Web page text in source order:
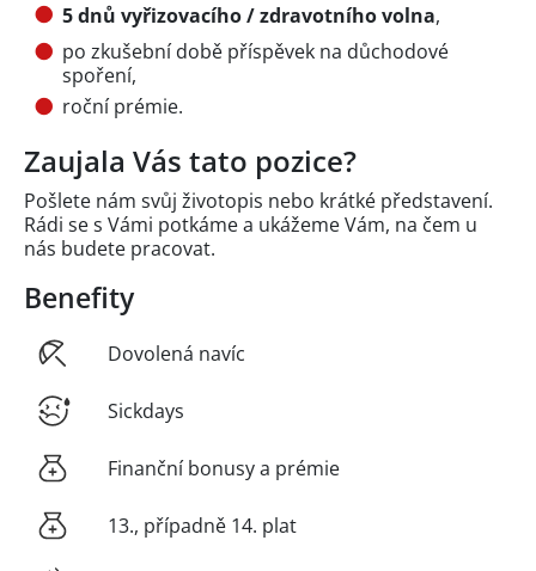
5 dnů vyřizovacího / zdravotního volna,
po zkušební době příspěvek na důchodové
spoření,
roční prémie.
Zaujala Vás tato pozice?
Pošlete nám svůj životopis nebo krátké představení.
Rádi se s Vámi potkáme a ukážeme Vám, na čem u
nás budete pracovat.
Benefity
Dovolená navíc
Sickdays
Finanční bonusy a prémie
13., případně 14. plat